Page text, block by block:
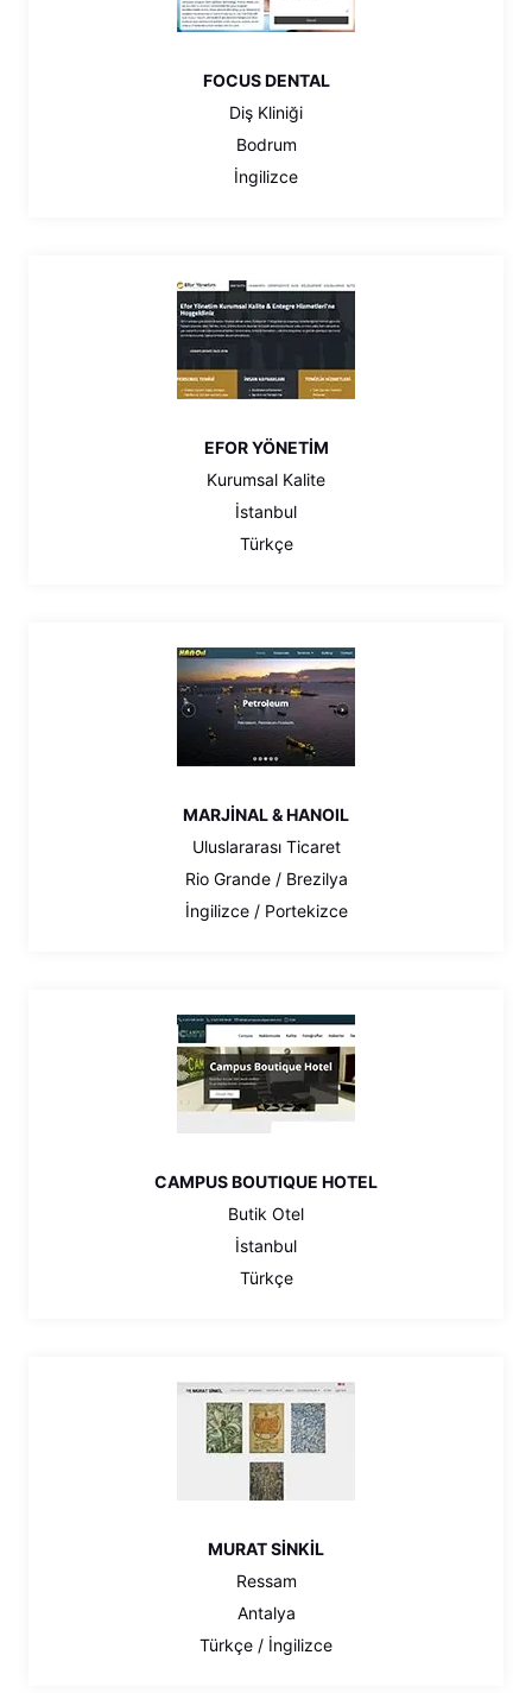
FOCUS DENTAL
Diş Kliniği
Bodrum
İngilizce
EFOR YÖNETİM
Kurumsal Kalite
İstanbul
Türkçe
MARJİNAL & HANOIL
Uluslararası Ticaret
Rio Grande / Brezilya
İngilizce / Portekizce
CAMPUS BOUTIQUE HOTEL
Butik Otel
İstanbul
Türkçe
MURAT SİNKİL
Ressam
Antalya
Türkçe / İngilizce